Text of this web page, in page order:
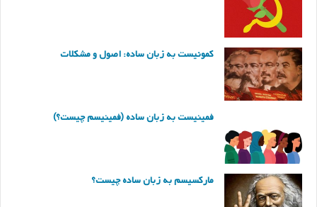
کمونیست به زبان ساده: اصول و مشکلات
فمینیست به زبان ساده (فمینیسم چیست؟)
مارکسیسم به زبان ساده چیست؟